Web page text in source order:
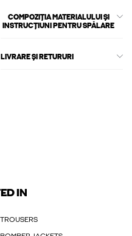
COMPOZIȚIA MATERIALULUI ȘI
INSTRUCȚIUNI PENTRU SPĂLARE
LIVRARE ȘI RETURURI
IN
TROUSERS